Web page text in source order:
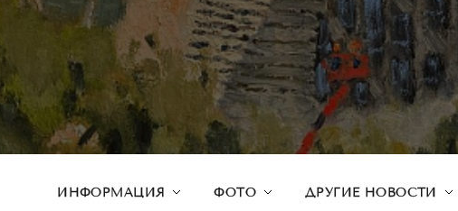
ИНФОРМАЦИЯ ФОТО ДРУГИЕ НОВОСТИ